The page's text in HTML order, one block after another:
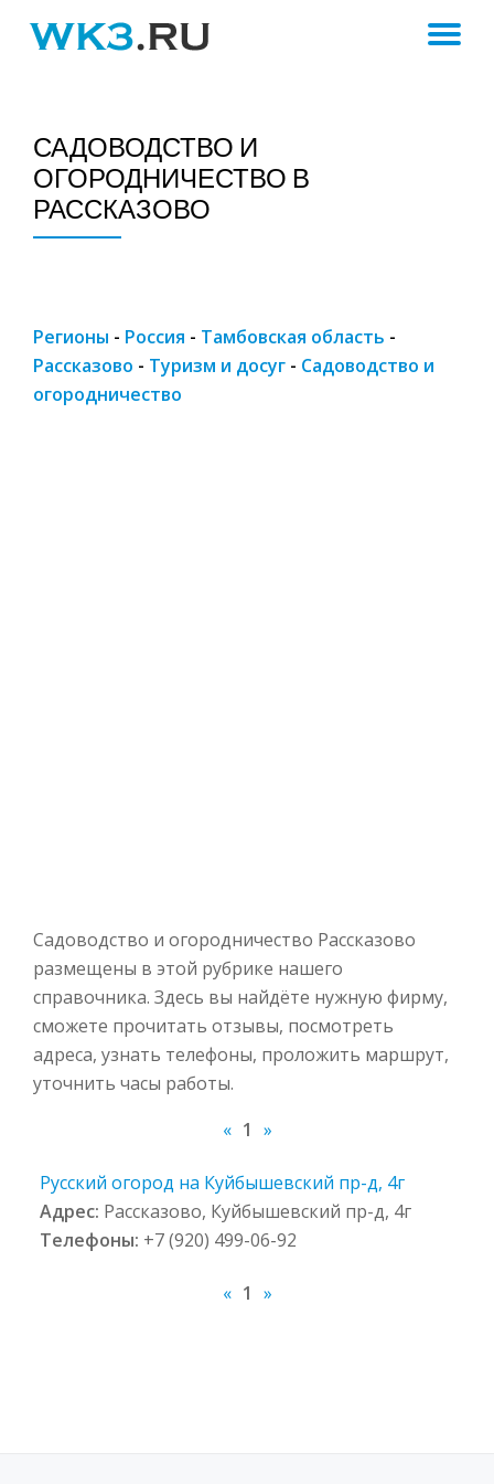
САДОВОДСТВО И
ОГОРОДНИЧЕСТВО В
РАССКАЗОВО
Регионы - Россия - Тамбовская область -
Рассказово - Туризм и досуг - Садоводство и
огородничество
Садоводство и огородничество Рассказово
размещены в этой рубрике нашего
справочника. Здесь вы найдёте нужную фирму,
сможете прочитать отзывы, посмотреть
адреса, узнать телефоны, проложить маршрут,
уточнить часы работы.
« 1 »
Русский огород на Куйбышевский пр-д, 4г
Адрес: Рассказово, Куйбышевский пр-д, 4г
Телефоны: +7 (920) 499-06-92
« 1 »